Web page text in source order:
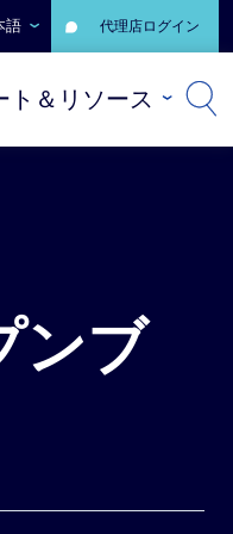
語 代理店ログイン
ト＆リソース
ンブ